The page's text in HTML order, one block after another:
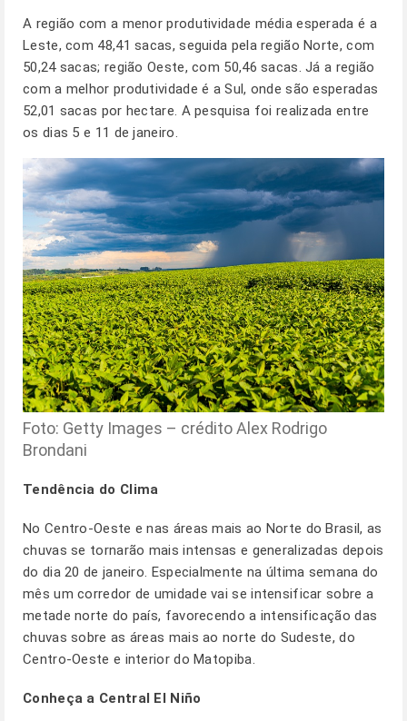
A região com a menor produtividade média esperada é a
Leste, com 48,41 sacas, seguida pela região Norte, com
50,24 sacas; região Oeste, com 50,46 sacas. Já a região
com a melhor produtividade é a Sul, onde são esperadas
52,01 sacas por hectare. A pesquisa foi realizada entre
os dias 5 e 11 de janeiro.
Foto: Getty Images – crédito Alex Rodrigo
Brondani
Tendência do Clima
No Centro-Oeste e nas áreas mais ao Norte do Brasil, as
chuvas se tornarão mais intensas e generalizadas depois
do dia 20 de janeiro. Especialmente na última semana do
mês um corredor de umidade vai se intensificar sobre a
metade norte do país, favorecendo a intensificação das
chuvas sobre as áreas mais ao norte do Sudeste, do
Centro-Oeste e interior do Matopiba.
Conheça a Central El Niño